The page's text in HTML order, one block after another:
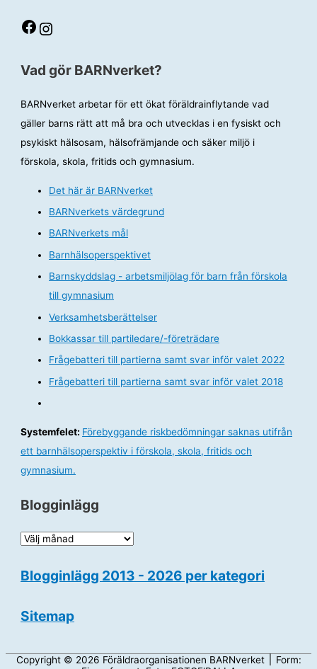
Facebook Instagram
Vad gör BARNverket?
BARNverket arbetar för ett ökat föräldrainflytande vad
gäller barns rätt att må bra och utvecklas i en fysiskt och
psykiskt hälsosam, hälsofrämjande och säker miljö i
förskola, skola, fritids och gymnasium.
Det här är BARNverket
BARNverkets värdegrund
BARNverkets mål
Barnhälsoperspektivet
Barnskyddslag - arbetsmiljölag för barn från förskola
till gymnasium
Verksamhetsberättelser
Bokkassar till partiledare/-företrädare
Frågebatteri till partierna samt svar inför valet 2022
Frågebatteri till partierna samt svar inför valet 2018
Systemfelet: Förebyggande riskbedömningar saknas utifrån
ett barnhälsoperspektiv i förskola, skola, fritids och
gymnasium.
Blogginlägg
B
o
g
n
Blogginlägg 2013 - 2026 per kategori
Sitemap
Copyright © 2026 Föräldraorganisationen BARNverket׀ Form: